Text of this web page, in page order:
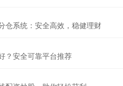
仓系统：安全高效，稳健理财
？安全可靠平台推荐